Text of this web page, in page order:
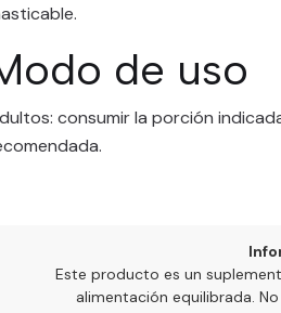
de uso
consumir la porción
Este producto es un
alimentación equilibrada.